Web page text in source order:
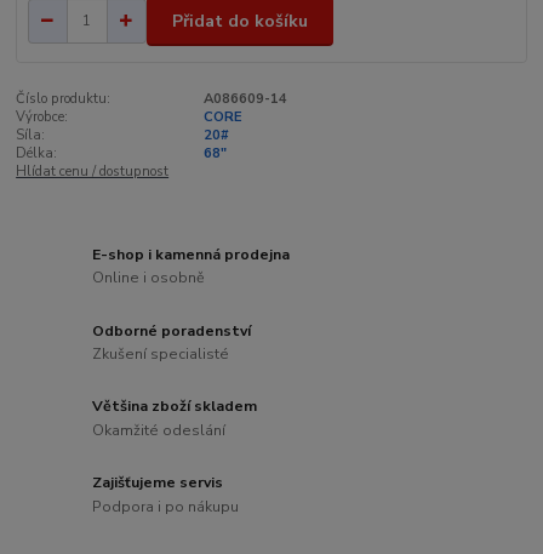
Přidat do košíku
Číslo produktu:
A086609-14
Výrobce:
CORE
Síla:
20#
Délka:
68"
Hlídat cenu / dostupnost
E-shop i kamenná prodejna
Online i osobně
Odborné poradenství
Zkušení specialisté
Většina zboží skladem
Okamžité odeslání
Zajišťujeme servis
Podpora i po nákupu